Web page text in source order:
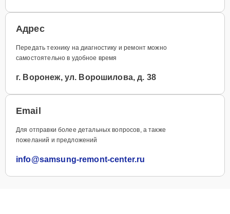
Адрес
Передать технику на диагностику и ремонт можно
самостоятельно в удобное время
г. Воронеж, ул. Ворошилова, д. 38
Email
Для отправки более детальных вопросов, а также
пожеланий и предложений
info@samsung-remont-center.ru